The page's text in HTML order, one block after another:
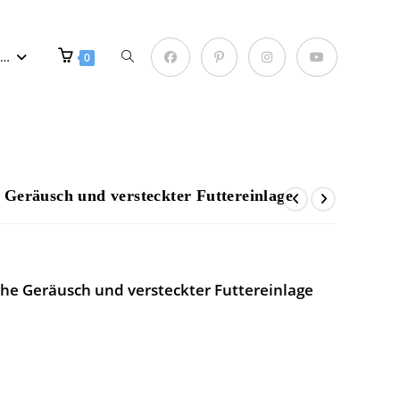
0
und versteckter Futtereinlage
Geräusch und versteckter Futtereinlage